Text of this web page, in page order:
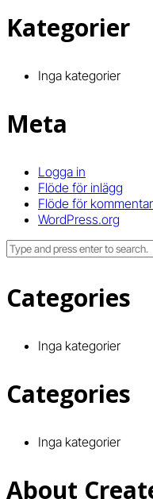
Kategorier
Inga kategorier
Meta
Logga in
Flöde för inlägg
Flöde för
WordPress.org
Categories
Inga kategorier
Categories
Inga kategorier
About